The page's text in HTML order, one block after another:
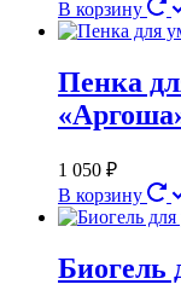
В корзину
Пенка
1 050 ₽
В корзину
Биогель